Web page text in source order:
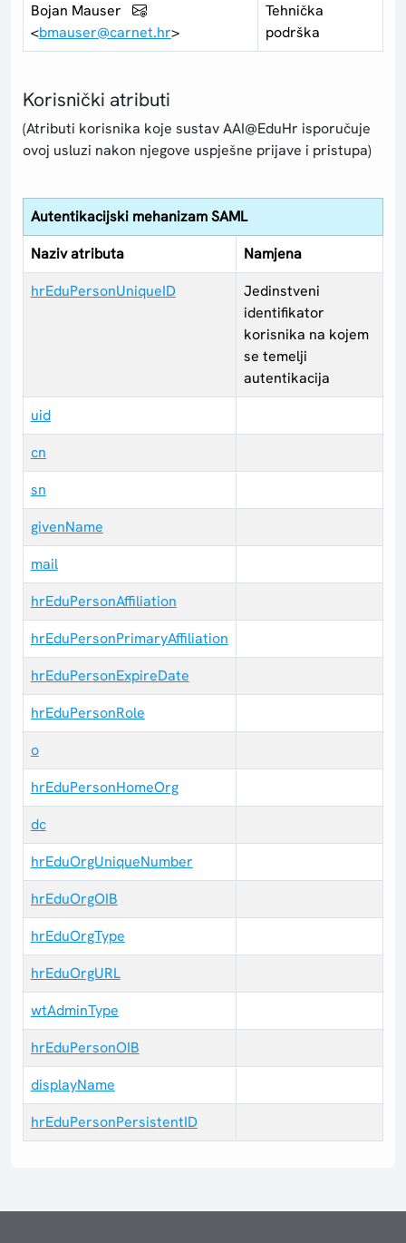
Bojan Mauser
<bmauser@carnet.hr>
Tehnička
podrška
Korisnički atributi
(Atributi korisnika koje sustav AAI@EduHr isporučuje
ovoj usluzi nakon njegove uspješne prijave i pristupa)
Autentikacijski mehanizam SAML
Naziv atributa
Namjena
hrEduPersonUniqueID
Jedinstveni
identifikator
korisnika na kojem
se temelji
autentikacija
uid
cn
sn
givenName
mail
hrEduPersonAffiliation
hrEduPersonPrimaryAffiliation
hrEduPersonExpireDate
hrEduPersonRole
o
hrEduPersonHomeOrg
dc
hrEduOrgUniqueNumber
hrEduOrgOIB
hrEduOrgType
hrEduOrgURL
wtAdminType
hrEduPersonOIB
displayName
hrEduPersonPersistentID